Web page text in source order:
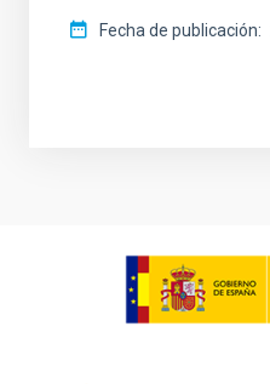
Fecha de publicación